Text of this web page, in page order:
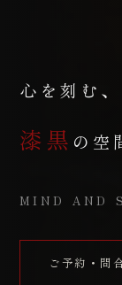
心を刻む、
漆黒 の空
MIND AND
ご予約・問